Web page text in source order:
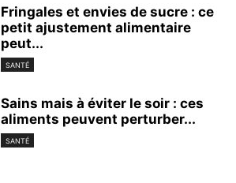
Fringales et envies de sucre : ce
petit ajustement alimentaire
peut...
SANTÉ
Sains mais à éviter le soir : ces
aliments peuvent perturber...
SANTÉ